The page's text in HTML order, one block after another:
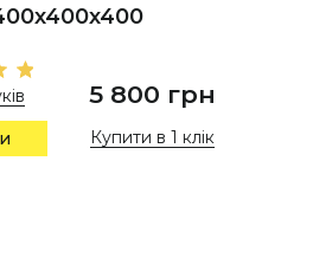
5 800 грн
Купити в 1 клік